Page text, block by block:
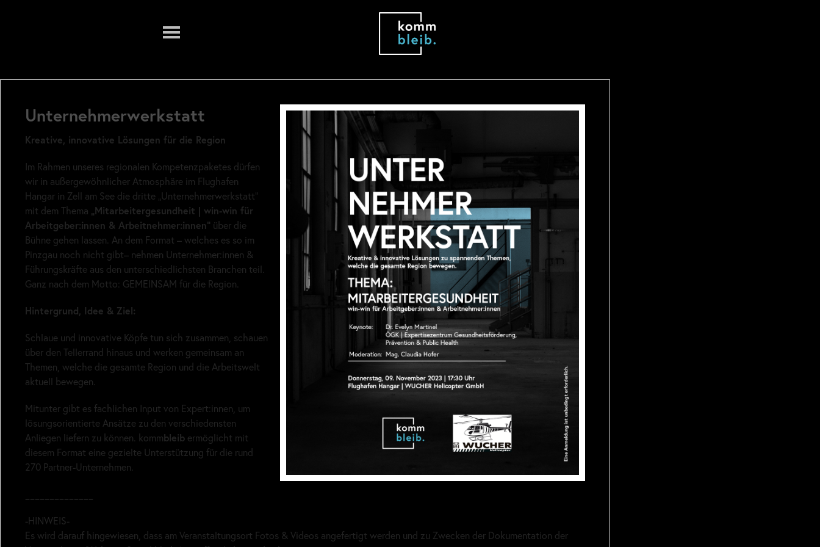
Menu
Unternehmerwerkstatt
Kreative, innovative Lösungen für die Region
Im Rahmen unseres regionalen Kompetenzpaketes dürfen
wir in außergewöhnlicher Atmosphäre im Flughafen
Hangar in Zell am See die dritte „Unternehmerwerkstatt“
mit dem Thema „Mitarbeitergesundheit | win-win für
Arbeitgeber:innen & Arbeitnehmer:innen“ über die
Bühne gehen lassen. An dem Format – welches es so im
Pinzgau noch nicht gibt– nehmen Unternehmer:innen &
Führungskräfte aus den unterschiedlichsten Branchen teil.
Ganz nach dem Motto: GEMEINSAM für die Region.
Hintergrund, Idee & Ziel:
Schlaue und innovative Köpfe tun sich zusammen, schauen
über den Tellerrand hinaus und werken gemeinsam an
Themen, welche die gesamte Region und die Arbeitswelt
aktuell bewegen.
Mitunter gibt es fachlichen Input von Expert:innen, um
lösungsorientierte Ansätze zu den verschiedensten
Anliegen liefern zu können. kommbleib ermöglicht mit
diesem Format eine gezielte Unterstützung für die rund
270 Partner-Unternehmen.
-HINWEIS-
Es wird darauf hingewiesen, dass am Veranstaltungsort Fotos & Videos angefertigt werden und zu Zwecken der Dokumentation der